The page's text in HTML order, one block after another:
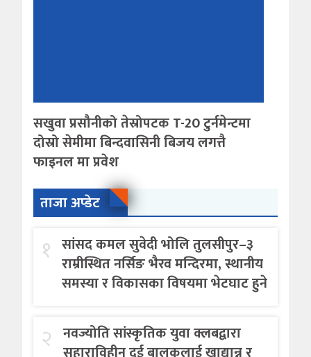
सखुवा प्रसौनीको तेस्रोपटक T-20 टुर्नमेन्टमा
दोस्रो सेमीमा बिन्दवासिनी बिजय लगत्तै
फाइनल मा प्रवेश
ताजा अप्डेट
१ सांसद कमल सुवेदी भोलि तुलसीपुर–३
राम्रीस्थित नर्सिङ भैरव मन्दिरमा, स्थानीय
समस्या र विकासका विषयमा भेटघाट हुने
२ नवज्योति सांस्कृतिक युवा क्लबद्वारा